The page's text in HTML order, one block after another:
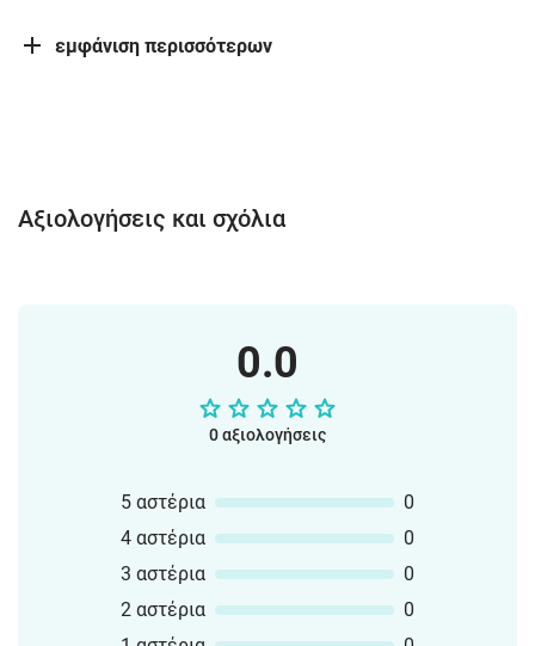
εμφάνιση περισσότερων
Αξιολογήσεις και σχόλια
0.0
0 αξιολογήσεις
5 αστέρια
0
4 αστέρια
0
3 αστέρια
0
2 αστέρια
0